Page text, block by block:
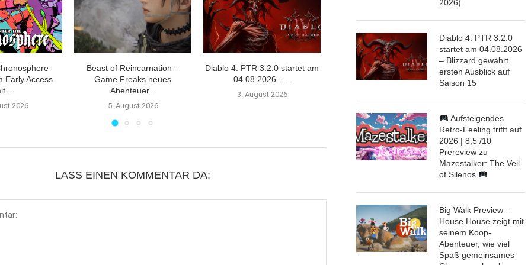
Early Access
2026
Beast of Reincarnation –
Game Freaks neues
Abenteuer...
5. August 2026
Diablo 4: PTR 3.2.0 startet am
04.08.2026 –...
3. August 2026
Duskfade getestet: Das
Comeback der klassischen 3D-
Mein
Planet… | 8/10
LASS EINEN KOMMENTAR DA:
2026)
Diablo 4: PTR 3.2.0
startet am 04.08.2026
– Blizzard gewährt
ersten Ausblick auf
Saison 15
Aufsteigendes
Retro-Feeling trifft auf
2026 | 8,5 /10
Prereview zu
Mazestalker: The Veil
of Silenos
Big Walk Preview –
House House zeigt mit
seinem Koop-
Abenteuer, wie viel
Spaß gemeinsames